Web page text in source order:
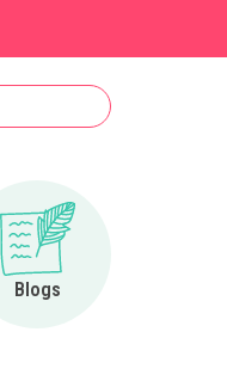
Blogs
Ga naar Blogs